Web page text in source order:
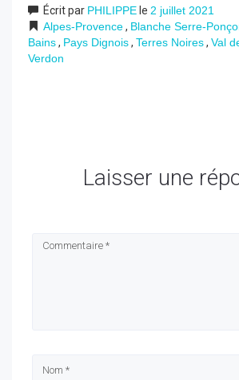
Écrit par PHILIPPEle 2 juillet 2021
Alpes-Provence, Blanche Serre-
Bains, Pays Dignois, Terres Noires, Val
Verdon
Laisser une